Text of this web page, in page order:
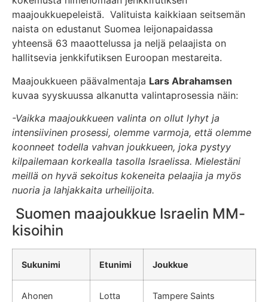
maajoukkuepeleistä. Valituista kaikkiaan seitsemän
naista on edustanut Suomea leijonapaidassa
yhteensä 63 maaottelussa ja neljä pelaajista on
hallitsevia jenkkifutiksen Euroopan mestareita.
Maajoukkueen päävalmentaja Lars Abrahamsen
kuvaa syyskuussa alkanutta valintaprosessia näin:
-Vaikka maajoukkueen valinta on ollut lyhyt ja
intensiivinen prosessi, olemme varmoja, että olemme
koonneet todella vahvan joukkueen, joka pystyy
kilpailemaan korkealla tasolla Israelissa. Mielestäni
meillä on hyvä sekoitus kokeneita pelaajia ja myös
nuoria ja lahjakkaita urheilijoita.
Suomen maajoukkue Israelin MM-
kisoihin
Sukunimi Etunimi Joukkue
Ahonen Lotta Tampere Saints